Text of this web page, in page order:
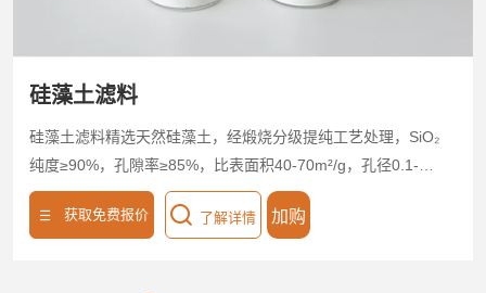
硅藻土滤料
硅藻土滤料精选天然硅藻土，经煅烧分级提纯工艺处理，SiO₂
纯度≥90%，孔隙率≥85%，比表面积40-70m²/g，孔径0.1-
50μm可调。高效拦截悬浮颗粒、胶体及微生物（截留率＞
99%），透水/液流速提升20%，浊度≤5NTU，硅藻土滤料适配
获取免费报价 了解详情 加购